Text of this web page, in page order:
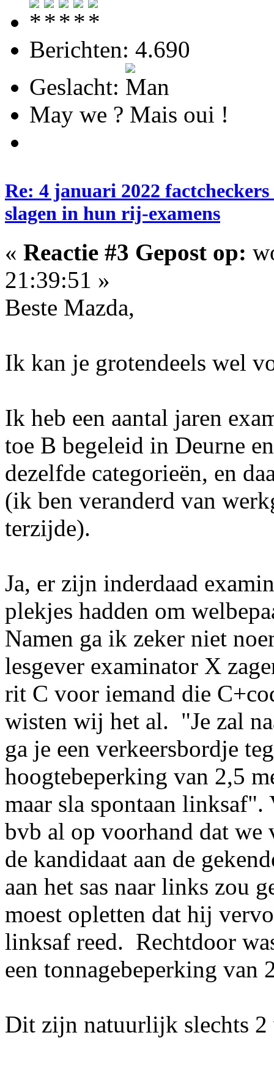
Berichten: 4.690
Geslacht:
May we ? Mais oui !
Re: 4 januari 2022
slagen in hun rij-examens
« Reactie #3 Gepost op:
21:39:51 »
Beste Mazda,
Ik kan je grotendeels wel
Ik heb een aantal jaren
toe B begeleid in Deurne
dezelfde categorieën, en
(ik ben veranderd van
terzijde).
Ja, er zijn inderdaad
plekjes hadden om
Namen ga ik zeker niet
lesgever examinator X
rit C voor iemand die
wisten wij het al. "Je zal
ga je een verkeersbordje
hoogtebeperking van 2,5
maar sla spontaan
bvb al op voorhand dat
de kandidaat aan de
aan het sas naar links zou
moest opletten dat hij
linksaf reed. Rechtdoor
een tonnagebeperking van
Dit zijn natuurlijk slechts